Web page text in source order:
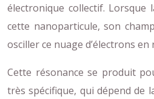
électronique collectif. Lorsque
cette nanoparticule, son
osciller ce nuage d’électrons en
Cette résonance se produit
très spécifique, qui dépend de